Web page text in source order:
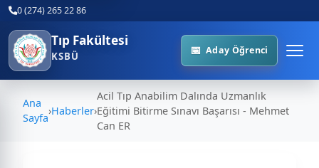
0 (274) 265 22 86
Tıp Fakültesi
KSBÜ Aday Öğrenci
Ana
Sayfa
›Haberler›
Acil Tıp Anabilim Dalında Uzmanlık
Eğitimi Bitirme Sınavı Başarısı - Mehmet
Can ER